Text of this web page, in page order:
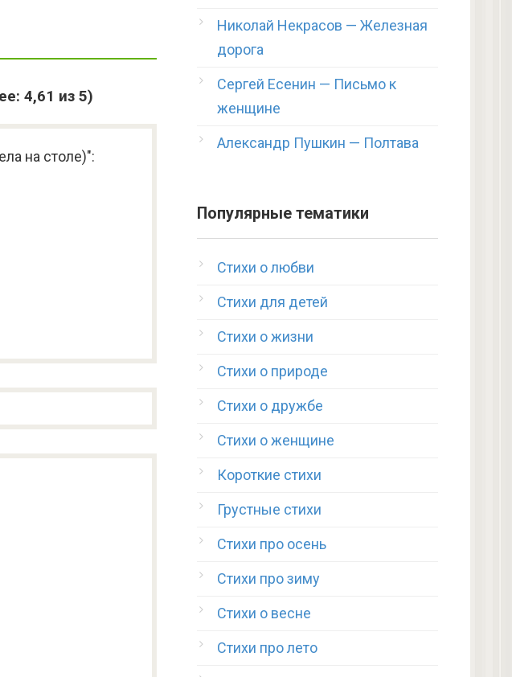
4,61 из 5)
на столе)":
Николай Некрасов — Железная
дорога
Сергей Есенин — Письмо к
женщине
Александр Пушкин — Полтава
Популярные тематики
Стихи о любви
Стихи для детей
Стихи о жизни
Стихи о природе
Стихи о дружбе
Стихи о женщине
Короткие стихи
Грустные стихи
Стихи про осень
Стихи про зиму
Стихи о весне
Стихи про лето